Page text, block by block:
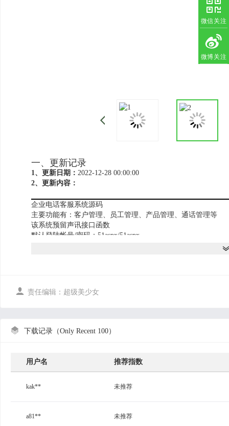
微信关注
微博关注
一、更新记录
1、更新日期： 2022-12-28 00:00:00
2、更新内容：
企业电话客服系统源码
主要功能有：客户管理、员工管理、产品管理、通话管理等
该系统预留声讯接口函数
默认登陆帐号/密码：51aspx/51aspx
 责任编辑：超级美少女
 下载记录（Only Recent 100）
用户名 推荐指数
kak** 未推荐
a81** 未推荐